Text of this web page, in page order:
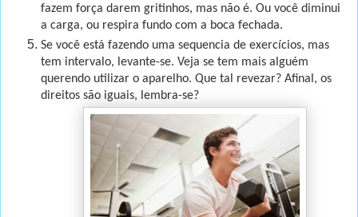
fazem força darem gritinhos, mas não é. Ou você diminui
a carga, ou respira fundo com a boca fechada.
Se você está fazendo uma sequencia de exercícios, mas
tem intervalo, levante-se. Veja se tem mais alguém
querendo utilizar o aparelho. Que tal revezar? Afinal, os
direitos são iguais, lembra-se?